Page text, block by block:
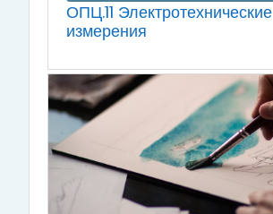
ОПЦ.11 Электротехнические
измерения